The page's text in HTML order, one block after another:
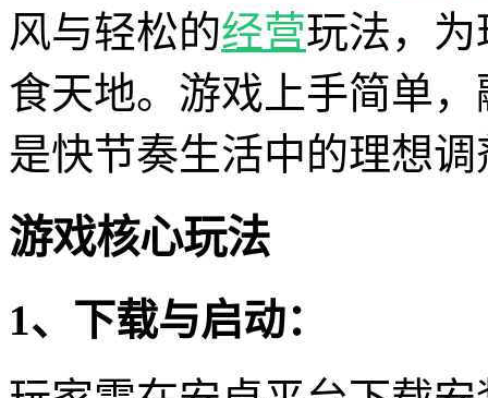
风与轻松的经营玩法，
食天地。游戏上手简单
是快节奏生活中的理想调
游戏核心玩法
1、下载与启动：